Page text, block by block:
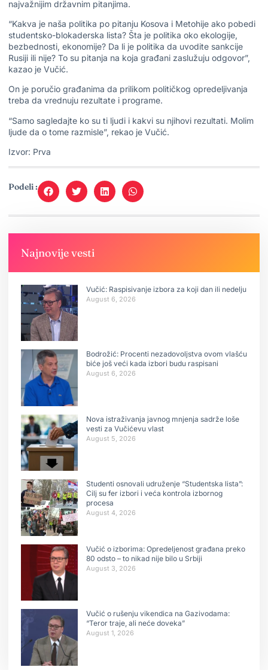
najvažnijim državnim pitanjima.
“Kakva je naša politika po pitanju Kosova i Metohije ako pobedi
studentsko-blokaderska lista? Šta je politika oko ekologije,
bezbednosti, ekonomije? Da li je politika da uvodite sankcije
Rusiji ili nije? To su pitanja na koja građani zaslužuju odgovor”,
kazao je Vučić.
On je poručio građanima da prilikom političkog opredeljivanja
treba da vrednuju rezultate i programe.
“Samo sagledajte ko su ti ljudi i kakvi su njihovi rezultati. Molim
ljude da o tome razmisle”, rekao je Vučić.
Izvor: Prva
Podeli :
Najnovije vesti
Vučić: Raspisivanje izbora za koji dan ili nedelju
August 6, 2026
Bodrožić: Procenti nezadovoljstva ovom vlašću
biće još veći kada izbori budu raspisani
August 6, 2026
Nova istraživanja javnog mnjenja sadrže loše
vesti za Vučićevu vlast
August 5, 2026
Studenti osnovali udruženje “Studentska lista”:
Cilj su fer izbori i veća kontrola izbornog
procesa
August 4, 2026
Vučić o izborima: Opredeljenost građana preko
80 odsto – to nikad nije bilo u Srbiji
August 3, 2026
Vučić o rušenju vikendica na Gazivodama:
“Teror traje, ali neće doveka”
August 1, 2026